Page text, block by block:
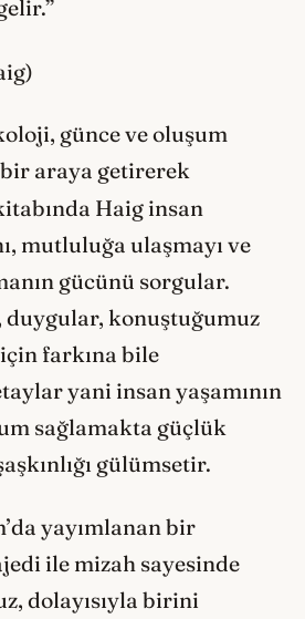
günce ve oluşum
araya getirerek
Haig insan
mutluluğa ulaşmayı ve
gücünü sorgular.
duygular, konuştuğumuz
için farkına bile
yani insan yaşamının
sağlamakta güçlük
gülümsetir.
yayımlanan bir
ile mizah sayesinde
dolayısıyla birini